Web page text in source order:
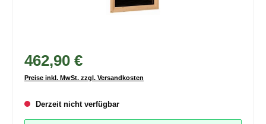
462,90 €
Preise inkl. MwSt. zzgl. Versandkosten
Derzeit nicht verfügbar